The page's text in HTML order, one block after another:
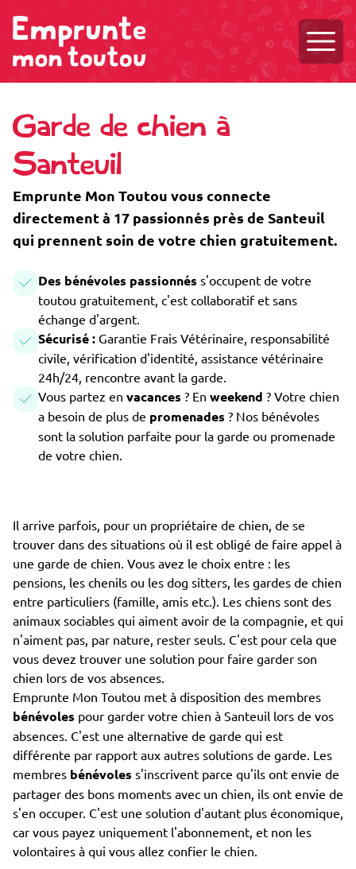
Garde de chien à
Santeuil
Emprunte Mon Toutou vous connecte
directement à 17 passionnés près de Santeuil
qui prennent soin de votre chien gratuitement.
Des bénévoles passionnés s'occupent de votre
toutou gratuitement, c'est collaboratif et sans
échange d'argent.
Sécurisé : Garantie Frais Vétérinaire, responsabilité
civile, vérification d'identité, assistance vétérinaire
24h/24, rencontre avant la garde.
Vous partez en vacances ? En weekend ? Votre chien
a besoin de plus de promenades ? Nos bénévoles
sont la solution parfaite pour la garde ou promenade
de votre chien.
Il arrive parfois, pour un propriétaire de chien, de se
trouver dans des situations où il est obligé de faire appel à
une garde de chien. Vous avez le choix entre : les
pensions, les chenils ou les dog sitters, les gardes de chien
entre particuliers (famille, amis etc.). Les chiens sont des
animaux sociables qui aiment avoir de la compagnie, et qui
n'aiment pas, par nature, rester seuls. C'est pour cela que
vous devez trouver une solution pour faire garder son
chien lors de vos absences.
Emprunte Mon Toutou met à disposition des membres
bénévoles pour garder votre chien à Santeuil lors de vos
absences. C'est une alternative de garde qui est
différente par rapport aux autres solutions de garde. Les
membres bénévoles s'inscrivent parce qu'ils ont envie de
partager des bons moments avec un chien, ils ont envie de
s'en occuper. C'est une solution d'autant plus économique,
car vous payez uniquement l'abonnement, et non les
volontaires à qui vous allez confier le chien.